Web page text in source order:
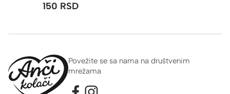
150 RSD
Povežite se sa nama na društvenim
mrežama